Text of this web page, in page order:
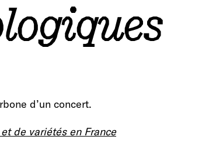
d’un concert.
de variétés en France